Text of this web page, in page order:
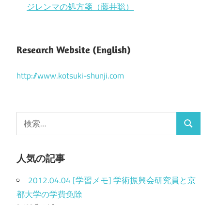
ジレンマの処方箋（藤井聡）
Research Website (English)
http://www.kotsuki-shunji.com
検
索
検
人気の記事
2012.04.04 [学習メモ] 学術振興会研究員と京
都大学の学費免除